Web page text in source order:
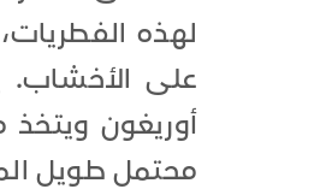
لهذه
على الأخشاب.
أوريغون
محتمل طويل